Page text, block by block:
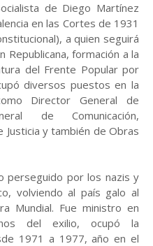
de Diego Martínez
en las Cortes de 1931
a quien seguirá
Republicana, formación a la
del Frente Popular por
diversos puestos en la
Director General de
de Comunicación,
Justicia y también de Obras
perseguido por los nazis y
volviendo al país galo al
Mundial. Fue ministro en
del exilio, ocupó la
1971 a 1977, año en el